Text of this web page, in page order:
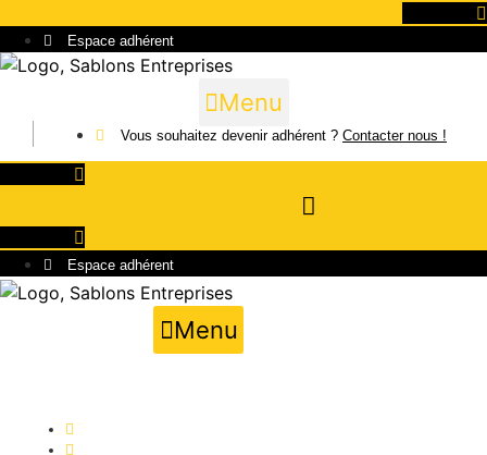
contenu
Espace adhérent
Menu
Vous souhaitez devenir adhérent ? Contacter nous !
Espace adhérent
Menu